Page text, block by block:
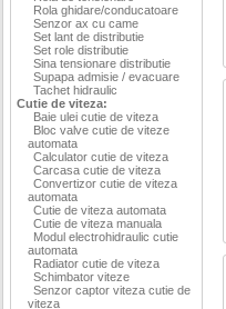
Rola ghidare/conducatoare
Senzor ax cu came
Set lant de distributie
Set role distributie
Sina tensionare distributie
Supapa admisie / evacuare
Tachet hidraulic
Cutie de viteza:
Baie ulei cutie de viteza
Bloc valve cutie de viteze
automata
Calculator cutie de viteza
Carcasa cutie de viteza
Convertizor cutie de viteza
automata
Cutie de viteza automata
Cutie de viteza manuala
Modul electrohidraulic cutie
automata
Radiator cutie de viteza
Schimbator viteze
Senzor captor viteza cutie de
viteza